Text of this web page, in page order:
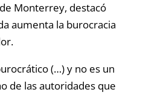
Monterrey, destacó
aumenta la burocracia
(…) y no es un
de las autoridades que